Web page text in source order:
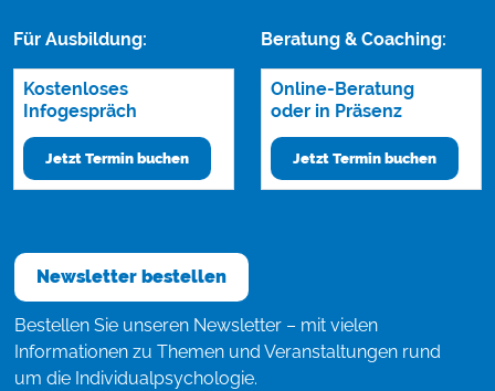
Für Ausbildung:
Kostenloses
Infogespräch
Jetzt Termin buchen
Beratung & Coaching:
Online-Beratung
oder in Präsenz
Jetzt Termin buchen
Newsletter bestellen
Bestellen Sie unseren Newsletter – mit vielen
Informationen zu Themen und Veranstaltungen rund
um die Individualpsychologie.